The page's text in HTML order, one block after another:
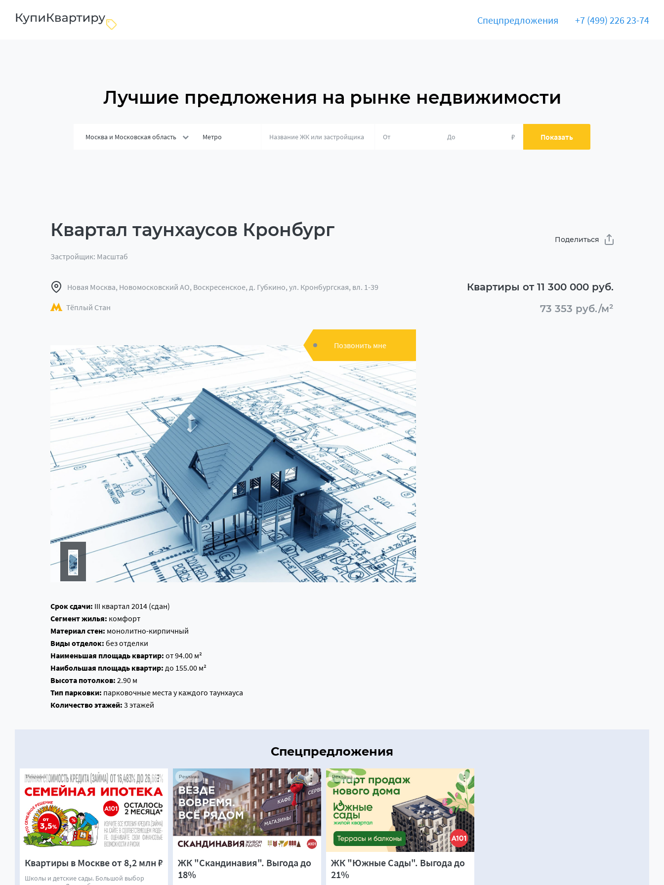
Спецпредложения +7 (499) 226 23-74
Лучшие предложения на рынке недвижимости
Москва и Московская область Метро ₽ Показать
Квартал таунхаусов Кронбург
Застройщик: Маcштаб
Поделиться
Новая Москва, Новомосковский АО, Воскресенское, д. Губкино, ул. Кронбургская, вл. 1-39
Тёплый Стан
Квартиры от 11 300 000 руб.
73 353 руб./м²
Позвонить мне
Срок сдачи: III квартал 2014 (сдан)
Сегмент жилья: комфорт
Материал стен: монолитно-кирпичный
Виды отделок: без отделки
Наименьшая площадь квартир: от 94.00 м²
Наибольшая площадь квартир: до 155.00 м²
Высота потолков: 2.90 м
Тип парковки: парковочные места у каждого таунхауса
Количество этажей: 3 этажей
Спецпредложения
Квартиры в Москве от 8,2 млн ₽
Школы и детские сады. Большой выбор
Реклама
ЖК "Скандинавия". Выгода до
18%
Реклама
ЖК "Южные Сады". Выгода до
21%
Реклама